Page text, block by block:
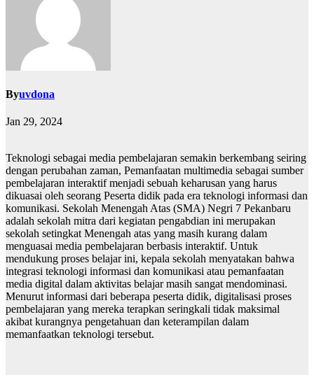
Byuvdona
Jan 29, 2024
Teknologi sebagai media pembelajaran semakin berkembang seiring
dengan perubahan zaman, Pemanfaatan multimedia sebagai sumber
pembelajaran interaktif menjadi sebuah keharusan yang harus
dikuasai oleh seorang Peserta didik pada era teknologi informasi dan
komunikasi. Sekolah Menengah Atas (SMA) Negri 7 Pekanbaru
adalah sekolah mitra dari kegiatan pengabdian ini merupakan
sekolah setingkat Menengah atas yang masih kurang dalam
menguasai media pembelajaran berbasis interaktif. Untuk
mendukung proses belajar ini, kepala sekolah menyatakan bahwa
integrasi teknologi informasi dan komunikasi atau pemanfaatan
media digital dalam aktivitas belajar masih sangat mendominasi.
Menurut informasi dari beberapa peserta didik, digitalisasi proses
pembelajaran yang mereka terapkan seringkali tidak maksimal
akibat kurangnya pengetahuan dan keterampilan dalam
memanfaatkan teknologi tersebut.